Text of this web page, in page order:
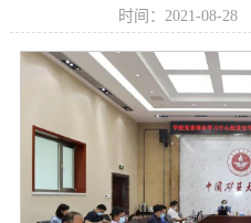
时间：2021-08-28